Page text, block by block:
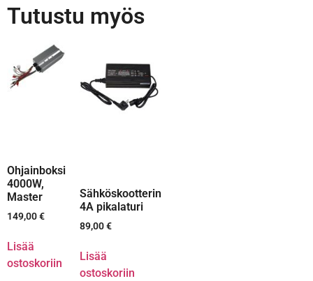
Tutustu myös
Ohjainboksi
4000W,
Master
149,00€
Lisää
ostoskoriin
Sähköskootterin
4A pikalaturi
89,00€
Lisää
ostoskoriin